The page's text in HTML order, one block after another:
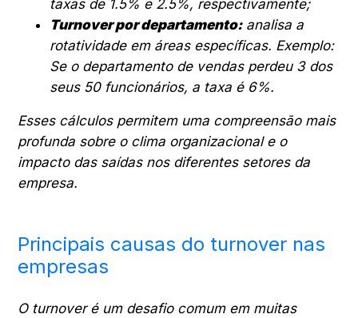
taxas de 1.5% e 2.5%, respectivamente;
Turnover por departamento:analisa a
rotatividade em áreas específicas. Exemplo:
Se o departamento de vendas perdeu 3 dos
seus 50 funcionários, a taxa é 6%.
Esses cálculos permitem uma compreensão mais
profunda sobre o clima organizacional e o
impacto das saídas nos diferentes setores da
empresa.
Principais causas do turnover nas
empresas
O turnover é um desafio comum em muitas